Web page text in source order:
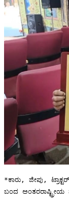
*ಕಾರು, ಜೀಪು,
ಬಂದ ಅಂತರರಾಷ್ಟ್ರೀಯ